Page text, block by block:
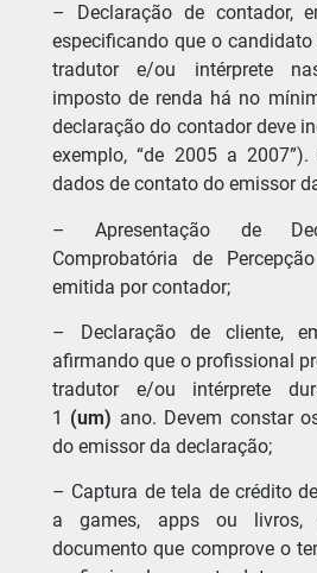
– Declaração de contador,
especificando que o
tradutor e/ou intérprete
imposto de renda há no
declaração do contador deve
exemplo, “de 2005 a
dados de contato do emissor
– Apresentação de
Comprobatória de
emitida por contador;
– Declaração de cliente,
afirmando que o profissional
tradutor e/ou intérprete
1 (um) ano. Devem constar
do emissor da declaração;
– Captura de tela de crédito
a games, apps ou livros,
documento que comprove o